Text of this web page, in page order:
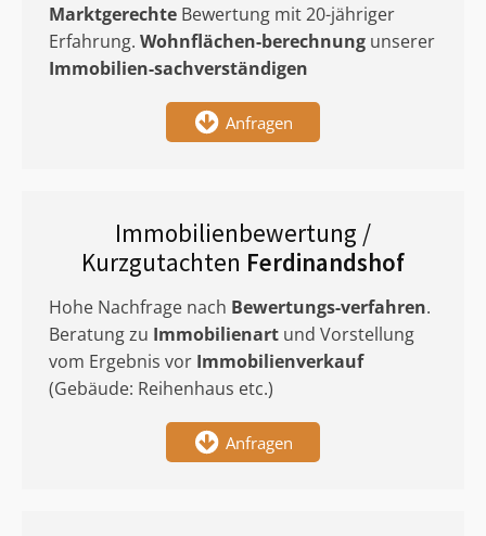
Marktgerechte Bewertung mit 20-jähriger
Erfahrung. Wohnflächen-berechnung unserer
Immobilien-sachverständigen
Anfragen
Immobilienbewertung /
Kurzgutachten Ferdinandshof
Hohe Nachfrage nach Bewertungs-verfahren.
Beratung zu Immobilienart und Vorstellung
vom Ergebnis vor Immobilienverkauf
(Gebäude: Reihenhaus etc.)
Anfragen